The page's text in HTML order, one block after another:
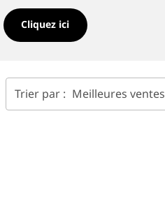
Cliquez ici
Trier par : Meilleures ventes